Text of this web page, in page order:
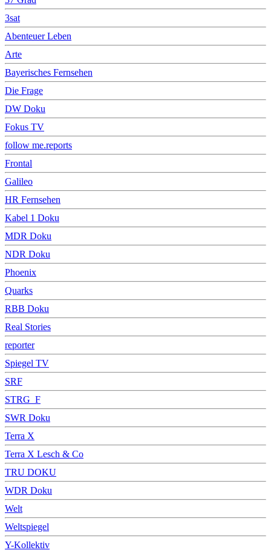
3sat
Abenteuer Leben
Arte
Bayerisches Fernsehen
Die Frage
DW Doku
Fokus TV
follow me.reports
Frontal
Galileo
HR Fernsehen
Kabel 1 Doku
MDR Doku
NDR Doku
Phoenix
Quarks
RBB Doku
Real Stories
reporter
Spiegel TV
SRF
STRG_F
SWR Doku
Terra X
Terra X Lesch & Co
TRU DOKU
WDR Doku
Welt
Weltspiegel
Y-Kollektiv